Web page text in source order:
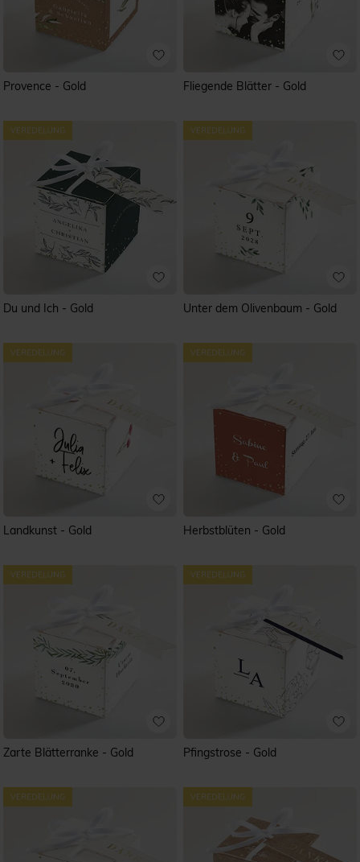
Provence - Gold Fliegende Blätter - Gold
Du und Ich - Gold Unter dem Olivenbaum - Gold
Landkunst - Gold Herbstblüten - Gold
Zarte Blätterranke - Gold Pfingstrose - Gold